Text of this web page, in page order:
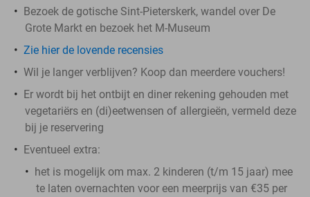
Bezoek de gotische Sint-Pieterskerk, wandel over De
Grote Markt en bezoek het M-Museum
Zie hier de lovende recensies
Wil je langer verblijven? Koop dan meerdere vouchers!
Er wordt bij het ontbijt en diner rekening gehouden met
vegetariërs en (di)eetwensen of allergieën, vermeld deze
bij je reservering
Eventueel extra:
het is mogelijk om max. 2 kinderen (t/m 15 jaar) mee
te laten overnachten voor een meerprijs van €35 per